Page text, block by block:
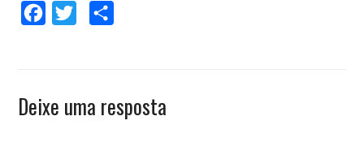
Facebook Twitter
Deixe uma resposta